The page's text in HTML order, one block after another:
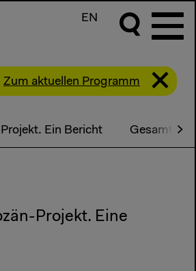
EN
Zum aktuellen Programm
Ein Bericht
Projekt. Eine